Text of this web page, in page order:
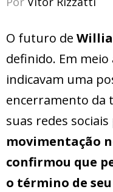
O futuro de
definido. Em
indicavam uma
encerramento da
suas redes sociais
movimentação
confirmou que
o término de